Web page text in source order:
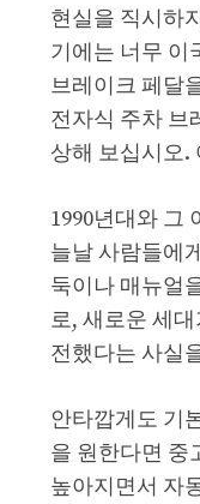
현실을 직시하
기에는 너무 이
브레이크 페달
전자식 주차 브
상해 보십시오.
1990년대와 그
늘날 사람들에
둑이나 매뉴얼
로, 새로운 세
전했다는 사실
안타깝게도 기
을 원한다면 중
높아지면서 자